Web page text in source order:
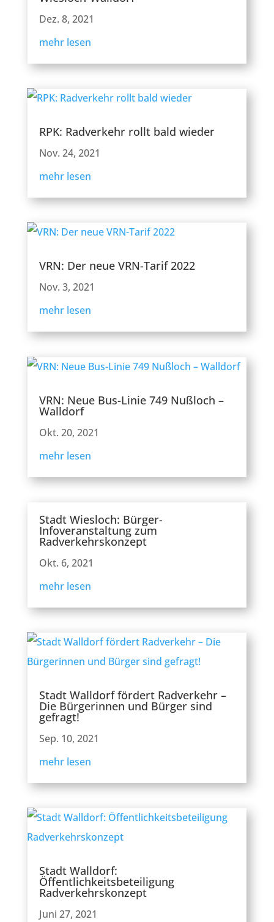
Dez. 8, 2021
mehr lesen
RPK: Radverkehr rollt bald wieder
Nov. 24, 2021
mehr lesen
VRN: Der neue VRN-Tarif 2022
Nov. 3, 2021
mehr lesen
VRN: Neue Bus-Linie 749 Nußloch –
Walldorf
Okt. 20, 2021
mehr lesen
Stadt Wiesloch: Bürger-
Infoveranstaltung zum
Radverkehrskonzept
Okt. 6, 2021
mehr lesen
Stadt Walldorf fördert Radverkehr –
Die Bürgerinnen und Bürger sind
gefragt!
Sep. 10, 2021
mehr lesen
Stadt Walldorf:
Öffentlichkeitsbeteiligung
Radverkehrskonzept
Juni 27, 2021